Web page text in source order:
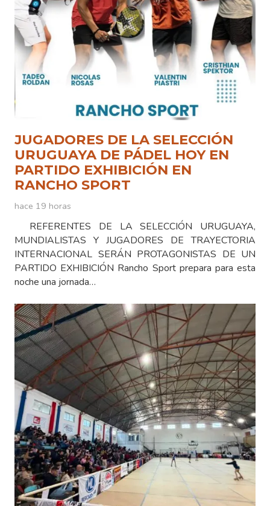
JUGADORES DE LA SELECCIÓN
URUGUAYA DE PÁDEL HOY EN
PARTIDO EXHIBICIÓN EN
RANCHO SPORT
hace 19 horas
REFERENTES DE LA SELECCIÓN URUGUAYA,
MUNDIALISTAS Y JUGADORES DE TRAYECTORIA
INTERNACIONAL SERÁN PROTAGONISTAS DE UN
PARTIDO EXHIBICIÓN Rancho Sport prepara para esta
noche una jornada…